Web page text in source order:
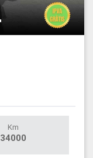
Km
34000